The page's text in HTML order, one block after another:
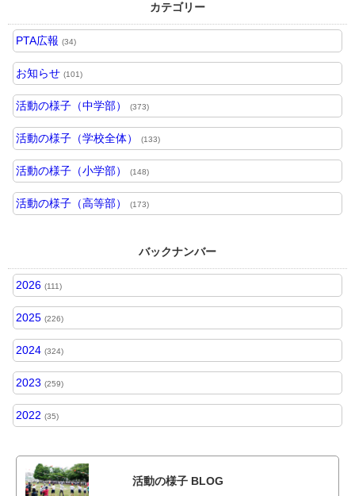
カテゴリー
PTA広報 (34)
お知らせ (101)
活動の様子（中学部） (373)
活動の様子（学校全体） (133)
活動の様子（小学部） (148)
活動の様子（高等部） (173)
バックナンバー
2026 (111)
2025 (226)
2024 (324)
2023 (259)
2022 (35)
活動の様子 BLOG